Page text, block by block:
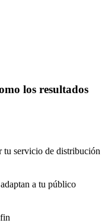
los resultados
tu servicio de distribución
a tu público